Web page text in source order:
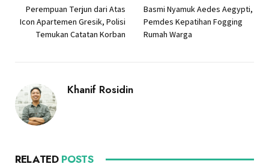
Perempuan Terjun dari Atas
Icon Apartemen Gresik, Polisi
Temukan Catatan Korban
Basmi Nyamuk Aedes Aegypti,
Pemdes Kepatihan Fogging
Rumah Warga
Khanif Rosidin
RELATED POSTS